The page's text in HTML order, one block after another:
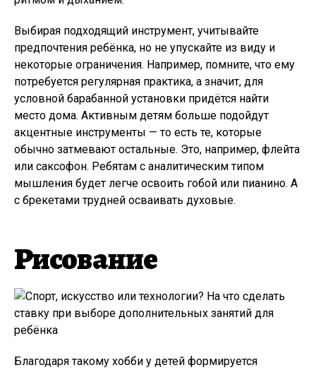
Выбирая подходящий инструмент, учитывайте
предпочтения ребёнка, но не упускайте из виду и
некоторые ограничения. Например, помните, что ему
потребуется регулярная практика, а значит, для
условной барабанной установки придётся найти
место дома. Активным детям больше подойдут
акцентные инструменты — то есть те, которые
обычно затмевают остальные. Это, например, флейта
или саксофон. Ребятам с аналитическим типом
мышления будет легче освоить гобой или пианино. А
с брекетами трудней осваивать духовые.
Рисование
Благодаря такому хобби у детей формируется